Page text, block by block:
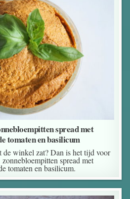
spread met
tomaten en basilicum
de winkel zat? Dan is het tijd voor
spread met
tomaten en basilicum.